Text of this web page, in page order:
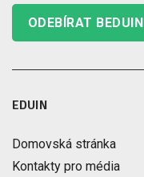
ODEBÍRAT BEDUIN
EDUIN
Domovská stránka
Kontakty pro média